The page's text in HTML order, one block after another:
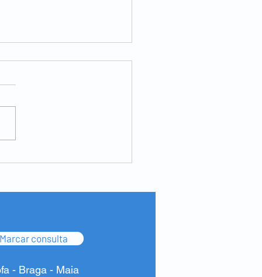
Marcar consulta
- Braga - Maia